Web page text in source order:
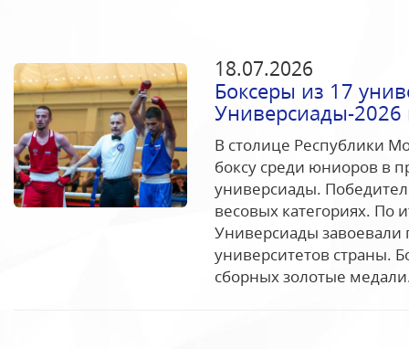
18.07.2026
Боксеры из 17
Универсиады-2026
В столице Республики
боксу среди юниоров в
универсиады.
весовых категориях. По
Универсиады завоевали
университетов страны.
сборных золотые